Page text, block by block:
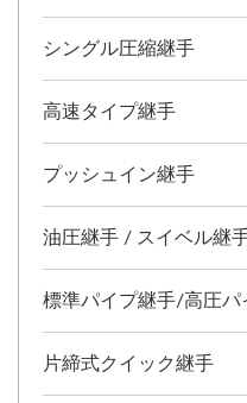
シングル圧縮継手
高速タイプ継手
プッシュイン継手
油圧継手 / スイベル継
標準パイプ継手/高圧パ
片締式クイック継手